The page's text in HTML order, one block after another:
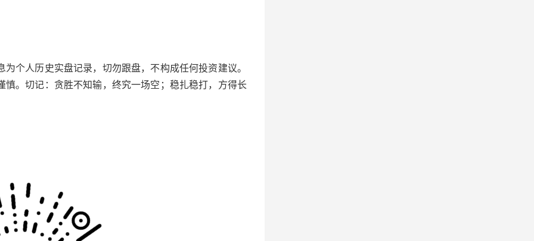
个人历史实盘记录，切勿跟盘，不构成任何投资建议。
。切记：贪胜不知输，终究一场空；稳扎稳打，方得长